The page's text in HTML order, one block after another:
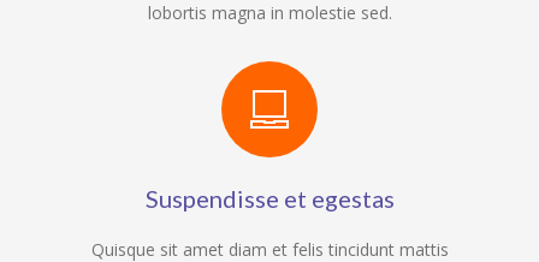
lobortis magna in molestie sed.
Suspendisse et egestas
Quisque sit amet diam et felis tincidunt mattis